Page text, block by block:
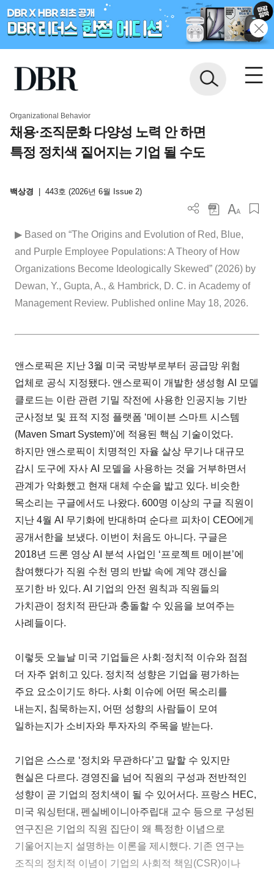
Organizational Behavior
채용·조직문화 다양성 노력 안 하면
특정 정치색 짙어지는 기업 될 수도
백상경 443호 (2026년 6월 Issue 2)
▶ Based on “The Origins and Evolution of Red, Blue,
and Purple Employee Populations: A Theory of How
Organizations Become Ideologically Skewed” (2026) by
Dewan, Y., Gupta, A., & Hambrick, D. C. inAcademy of
Management Review. Published online May 18, 2026.
앤스로픽은 지난 3월 미국 국방부로부터 공급망 위험
업체로 공식 지정됐다. 앤스로픽이 개발한 생성형 AI 모델
클로드는 이란 관련 기밀 작전에 사용한 인공지능 기반
군사정보 및 표적 지정 플랫폼 ‘메이븐 스마트 시스템
(Maven Smart System)’에 적용된 핵심 기술이었다.
하지만 앤스로픽이 치명적인 자율 살상 무기나 대규모
감시 도구에 자사 AI 모델을 사용하는 것을 거부하면서
관계가 악화했고 현재 대체 수순을 밟고 있다. 비슷한
목소리는 구글에서도 나왔다. 600명 이상의 구글 직원이
지난 4월 AI 무기화에 반대하며 순다르 피차이 CEO에게
공개서한을 보냈다. 이번이 처음도 아니다. 구글은
2018년 드론 영상 AI 분석 사업인 ‘프로젝트 메이븐’에
참여했다가 직원 수천 명의 반발 속에 계약 갱신을
포기한 바 있다. AI 기업의 안전 원칙과 직원들의
가치관이 정치적 판단과 충돌할 수 있음을 보여주는
사례들이다.
이렇듯 오늘날 미국 기업들은 사회·정치적 이슈와 점점
더 자주 얽히고 있다. 정치적 성향은 기업을 평가하는
주요 요소이기도 하다. 사회 이슈에 어떤 목소리를
내는지, 침묵하는지, 어떤 성향의 사람들이 모여
일하는지가 소비자와 투자자의 주목을 받는다.
기업은 스스로 ‘정치와 무관하다’고 말할 수 있지만
현실은 다르다. 경영진을 넘어 직원의 구성과 전반적인
성향이 곧 기업의 정치색이 될 수 있어서다. 프랑스 HEC,
미국 워싱턴대, 펜실베이니아주립대 교수 등으로 구성된
연구진은 기업의 직원 집단이 왜 특정한 이념으로
기울어지는지 설명하는 이론을 제시했다. 기존 연구는
조직의 정치적 이념이 기업의 사회적 책임(CSR)이나